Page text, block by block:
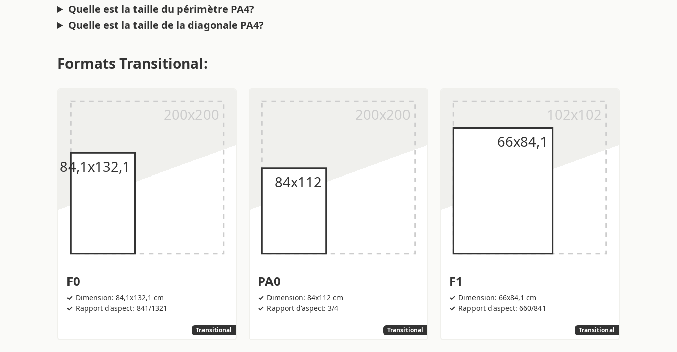
Quelle est la taille du périmètre PA4?
Quelle est la taille de la diagonale PA4?
Formats Transitional:
F0
Dimension: 84,1x132,1 cm
Rapport d'aspect: 841/1321
Transitional
PA0
Dimension: 84x112 cm
Rapport d'aspect: 3/4
Transitional
F1
Dimension: 66x84,1 cm
Rapport d'aspect: 660/841
Transitional